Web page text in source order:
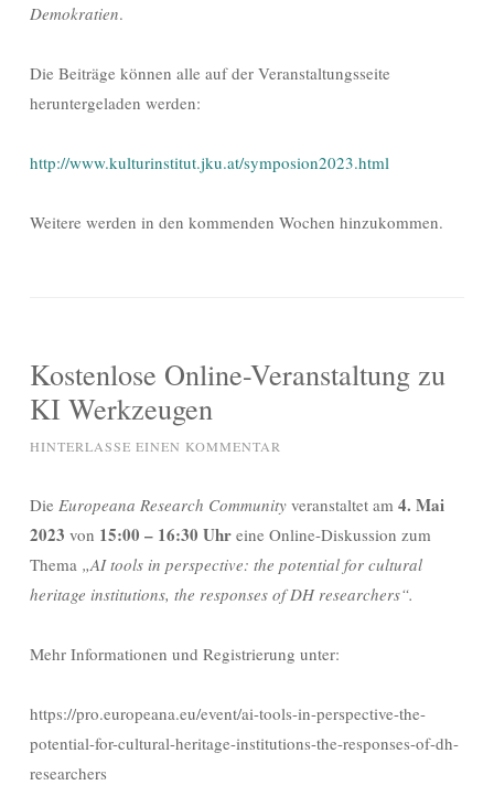
Demokratien.
Die Beiträge können alle auf der Veranstaltungsseite
heruntergeladen werden:
http://www.kulturinstitut.jku.at/symposion2023.html
Weitere werden in den kommenden Wochen hinzukommen.
Kostenlose Online-Veranstaltung zu
KI Werkzeugen
HINTERLASSE EINEN KOMMENTAR
Die Europeana Research Community veranstaltet am 4. Mai
2023 von 15:00 – 16:30 Uhr eine Online-Diskussion zum
Thema „AI tools in perspective: the potential for cultural
heritage institutions, the responses of DH researchers“.
Mehr Informationen und Registrierung unter:
https://pro.europeana.eu/event/ai-tools-in-perspective-the-
potential-for-cultural-heritage-institutions-the-responses-of-dh-
researchers